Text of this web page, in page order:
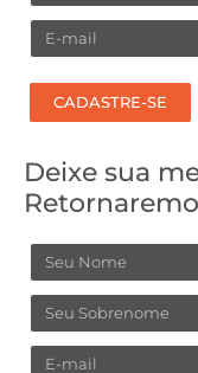
Email
CADASTRE-SE
Deixe sua
Nome
Sobrenome
Email